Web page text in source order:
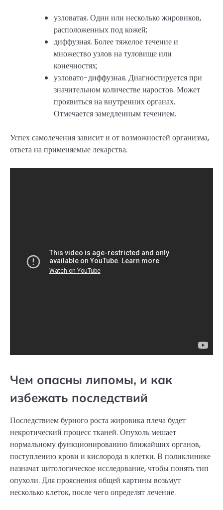
узловатая. Один или несколько жировиков,
расположенных под кожей;
диффузная. Более тяжелое течение и
множество узлов на туловище или
конечностях;
узловато-диффузная. Диагностируется при
значительном количестве наростов. Может
проявиться на внутренних органах.
Отмечается замедленным течением.
Успех самолечения зависит и от возможностей организма,
ответа на применяемые лекарства.
Чем опасны липомы, и как
избежать последствий
Последствием бурного роста жировика плеча будет
некротический процесс тканей. Опухоль мешает
нормальному функционированию ближайших органов,
поступлению крови и кислорода в клетки. В поликлинике
назначат цитологическое исследование, чтобы понять тип
опухоли. Для прояснения общей картины возьмут
несколько клеток, после чего определят лечение.